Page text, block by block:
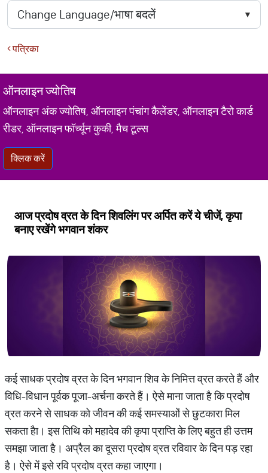
पत्रिका
ऑनलाइन ज्योतिष
ऑनलाइन अंक ज्योतिष, ऑनलाइन पंचांग कैलेंडर, ऑनलाइन टैरो कार्ड
रीडर, ऑनलाइन फॉर्च्यून कुकी, मैच टूल्स
क्लिक करें
आज प्रदोष व्रत के दिन शिवलिंग पर अर्पित करें ये चीजें, कृपा
बनाए रखेंगे भगवान शंकर
कई साधक प्रदोष व्रत के दिन भगवान शिव के निमित्त व्रत करते हैं और
विधि-विधान पूर्वक पूजा-अर्चना करते हैं। ऐसे माना जाता है कि प्रदोष
व्रत करने से साधक को जीवन की कई समस्याओं से छुटकारा मिल
सकता हैा। इस तिथि को महादेव की कृपा प्राप्ति के लिए बहुत ही उत्तम
समझा जाता है। अप्रैल का दूसरा प्रदोष व्रत रविवार के दिन पड़ रहा
है। ऐसे में इसे रवि प्रदोष व्रत कहा जाएगा।